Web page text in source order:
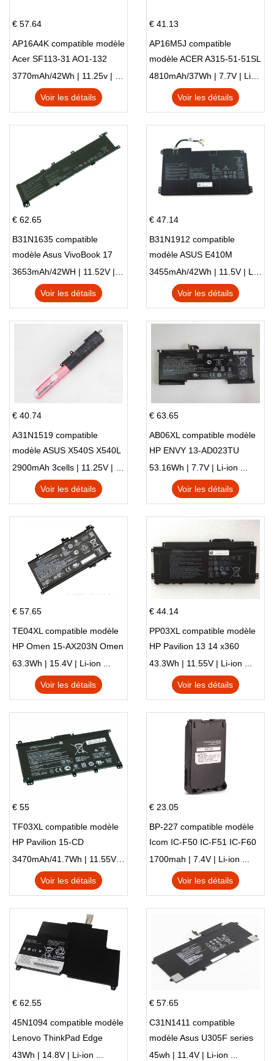
€ 57.64
AP16A4K compatible modèle
Acer SF113-31 AO1-132
NE132
3770mAh/42Wh | 11.25v | Li-ion ...
Voir les détails
€ 41.13
AP16M5J compatible
modèle ACER A315-51-51SL
N17Q1 SERIES
4810mAh/37Wh | 7.7V | Li-ion ...
Voir les détails
€ 62.65
B31N1635 compatible
modèle Asus VivoBook 17
X705NC X705UA X705UV
X705UN X705UD
3653mAh/42WH | 11.52V | Li-ion ...
Voir les détails
€ 47.14
B31N1912 compatible
modèle ASUS E410M
E410MA L410MA
3455mAh/42Wh | 11.5V | Li-ion ...
Voir les détails
€ 40.74
A31N1519 compatible
modèle ASUS X540S X540L
X540LA-SI302 X540SA
X540S
2900mAh 3cells | 11.25V | Li-ion ...
Voir les détails
€ 63.65
AB06XL compatible modèle
HP ENVY 13-AD023TU
HSTNN-DB8C 921438-855
TPN-I128
53.16Wh | 7.7V | Li-ion ...
Voir les détails
€ 57.65
TE04XL compatible modèle
HP Omen 15-AX203N Omen
15 Series Pavilion 15 Series
63.3Wh | 15.4V | Li-ion ...
Voir les détails
€ 44.14
PP03XL compatible modèle
HP Pavilion 13 14 x360
L83388-AC1 L83388-421
HSTNN-LB8S M01118-421
M01144-005 13-BB 14-DV
43.3Wh | 11.55V | Li-ion ...
Voir les détails
€ 55
TF03XL compatible modèle
HP Pavilion 15-CD
3470mAh/41.7Wh | 11.55V | Li-ion ...
Voir les détails
€ 23.05
BP-227 compatible modèle
Icom IC-F50 IC-F51 IC-F60
IC-F61 IC-M87
1700mah | 7.4V | Li-ion ...
Voir les détails
€ 62.55
45N1094 compatible modèle
Lenovo ThinkPad Edge
S230u Twist
43Wh | 14.8V | Li-ion ...
€ 57.65
C31N1411 compatible
modèle Asus U305F series
45wh | 11.4V | Li-ion ...